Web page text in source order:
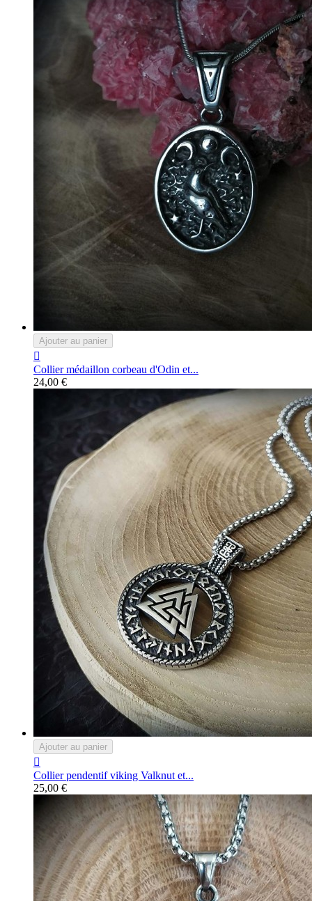
Ajouter au panier

Collier médaillon corbeau d'Odin et...
24,00 €
Ajouter au panier

Collier pendentif viking Valknut et...
25,00 €